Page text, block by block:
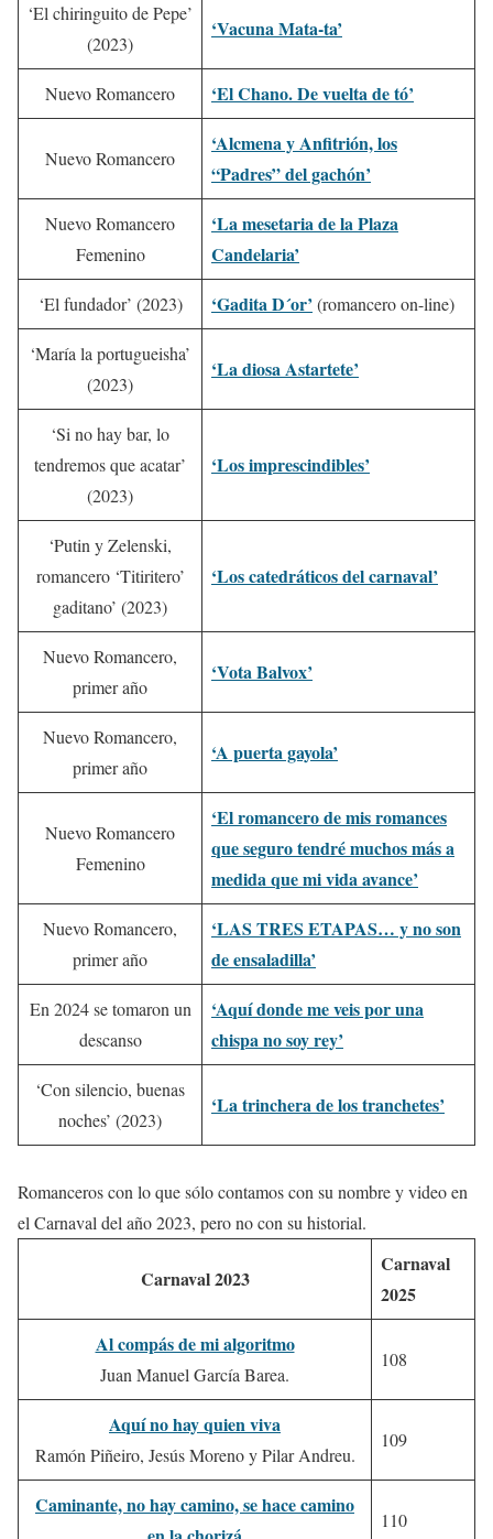
‘El chiringuito de Pepe’
(2023)
‘Vacuna Mata-ta’
Nuevo Romancero ‘El Chano. De vuelta de tó’
Nuevo Romancero
‘Alcmena y Anfitrión, los
“Padres” del gachón’
Nuevo Romancero
Femenino
‘La mesetaria de la Plaza
Candelaria’
‘El fundador’ (2023) ‘Gadita D´or’ (romancero on-line)
‘María la portugueisha’
(2023)
‘La diosa Astartete’
‘Si no hay bar, lo
tendremos que acatar’
(2023)
‘Los imprescindibles’
‘Putin y Zelenski,
romancero ‘Titiritero’
gaditano’ (2023)
‘Los catedráticos del carnaval’
Nuevo Romancero,
primer año
‘Vota Balvox’
Nuevo Romancero,
primer año
‘A puerta gayola’
Nuevo Romancero
Femenino
‘El romancero de mis romances
que seguro tendré muchos más a
medida que mi vida avance’
Nuevo Romancero,
primer año
‘LAS TRES ETAPAS… y no son
de ensaladilla’
En 2024 se tomaron un
descanso
‘Aquí donde me veis por una
chispa no soy rey’
‘Con silencio, buenas
noches’ (2023)
‘La trinchera de los tranchetes’
Romanceros con lo que sólo contamos con su nombre y video en
el Carnaval del año 2023, pero no con su historial.
Carnaval 2023
Carnaval
2025
Al compás de mi algoritmo
Juan Manuel García Barea.
108
Aquí no hay quien viva
Ramón Piñeiro, Jesús Moreno y Pilar Andreu.
109
Caminante, no hay camino, se hace camino
110